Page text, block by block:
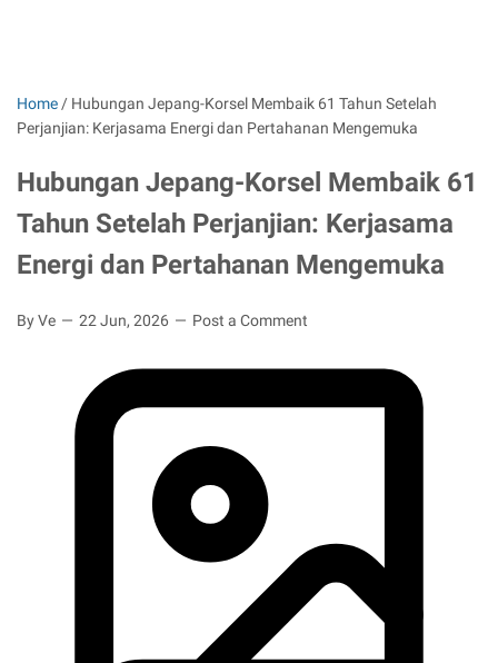
Home / Hubungan Jepang-Korsel Membaik 61 Tahun Setelah
Perjanjian: Kerjasama Energi dan Pertahanan Mengemuka
Hubungan Jepang-Korsel Membaik 61
Tahun Setelah Perjanjian: Kerjasama
Energi dan Pertahanan Mengemuka
By Ve 22 Jun, 2026 Post a Comment